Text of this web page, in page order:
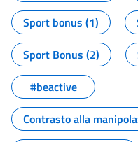
Sport bonus (1)
Sport Bonus (2)
#beactive
Contrasto alla